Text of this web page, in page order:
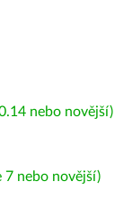
nebo novější)
7 nebo novější)